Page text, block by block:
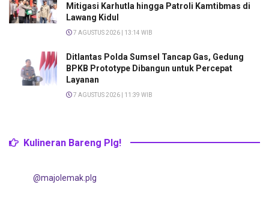
Mitigasi Karhutla hingga Patroli Kamtibmas di
Lawang Kidul
7 AGUSTUS 2026 | 13:14 WIB
Ditlantas Polda Sumsel Tancap Gas, Gedung
BPKB Prototype Dibangun untuk Percepat
Layanan
7 AGUSTUS 2026 | 11:39 WIB
Kulineran Bareng Plg!
@majolemak.plg